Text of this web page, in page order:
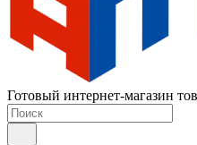
Готовый интернет-магазин